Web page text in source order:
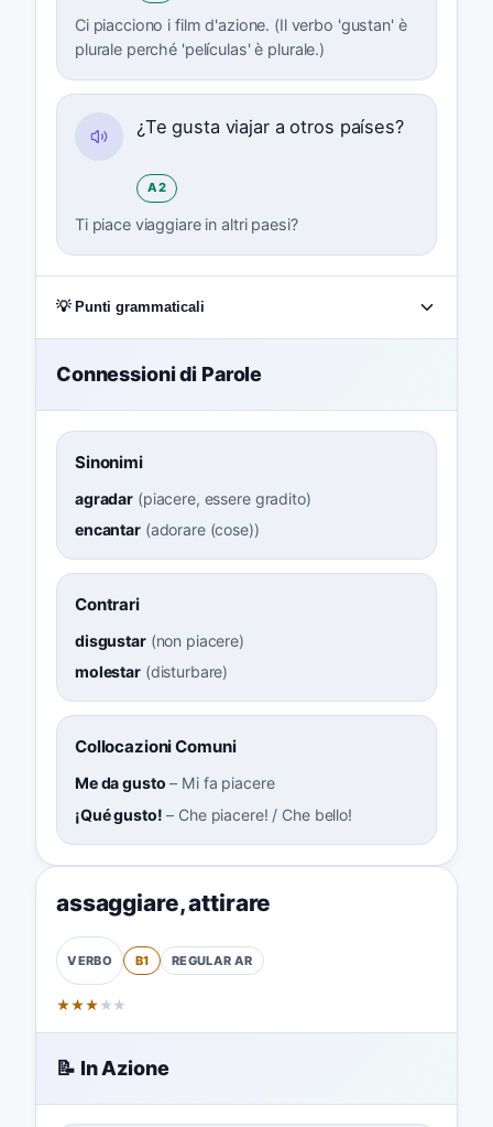
Ci piacciono i film d'azione. (Il verbo 'gustan' è
plurale perché 'películas' è plurale.)
¿Te gusta viajar a otros países?
A2
Ti piace viaggiare in altri paesi?
💡 Punti grammaticali
Connessioni di Parole
Sinonimi
agradar (piacere, essere gradito)
encantar(adorare (cose))
Contrari
disgustar(non piacere)
molestar(disturbare)
Collocazioni Comuni
Me da gusto – Mi fa piacere
¡Qué gusto! – Che piacere! / Che bello!
assaggiare,attirare
VERBO B1 REGULAR AR
★★★ ★ ★
📝 In Azione